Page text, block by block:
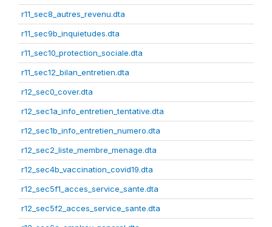
r11_sec8_autres_revenu.dta
r11_sec9b_inquietudes.dta
r11_sec10_protection_sociale.dta
r11_sec12_bilan_entretien.dta
r12_sec0_cover.dta
r12_sec1a_info_entretien_tentative.dta
r12_sec1b_info_entretien_numero.dta
r12_sec2_liste_membre_menage.dta
r12_sec4b_vaccination_covid19.dta
r12_sec5f1_acces_service_sante.dta
r12_sec5f2_acces_service_sante.dta